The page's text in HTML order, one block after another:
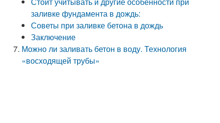
заливке фундамента в дождь:
Советы при заливке бетона в дождь
Заключение
Можно ли заливать бетон в воду. Технология
«восходящей трубы»